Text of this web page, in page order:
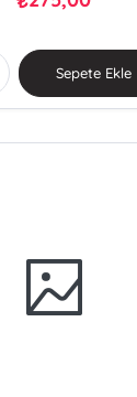
Sepete Ekle